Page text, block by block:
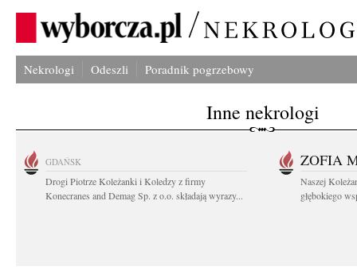
Nekrologi Odeszli Poradnik pogrzebowy
Inne nekrologi
GDAŃSK
Drogi Piotrze Koleżanki i Koledzy z firmy
Konecranes and Demag Sp. z o.o. składają wyrazy...
ZOFIA
Naszej
głębokiego